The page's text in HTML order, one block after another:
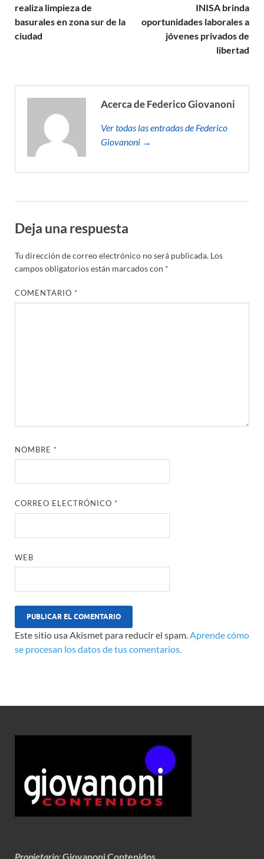
realiza limpieza de
basurales en zona sur de la
ciudad
INISA brinda
oportunidades laborales a
jóvenes privados de
libertad
Acerca de Federico Giovanoni
Ver todas las entradas de Federico
Giovanoni →
Deja una respuesta
Tu dirección de correo electrónico no será publicada. Los
campos obligatorios están marcados con *
COMENTARIO*
NOMBRE*
CORREO ELECTRÓNICO*
WEB
Este sitio usa Akismet para reducir el spam.Aprende cómo
se procesan los datos de tus comentarios.
Propietario:Giovanoni Contenidos